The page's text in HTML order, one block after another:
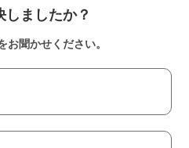
しましたか？
お聞かせください。